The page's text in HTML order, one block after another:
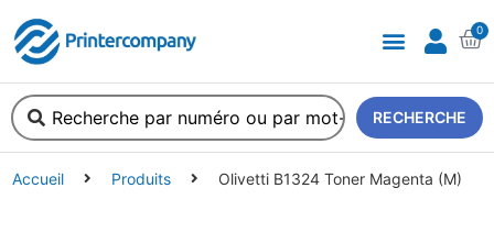
0
RECHERCHE
Accueil Produits Olivetti B1324 Toner Magenta (M)